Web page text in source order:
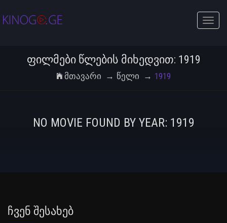
Toggle
ᲤᲘᲚᲛᲔᲑᲘ ᲬᲚᲔᲑᲘᲡ ᲛᲘᲮᲔᲓᲕᲘᲗ: 1919
Მთავარი Წელი 1919
NO MOVIE FOUND BY YEAR: 1919
Ჩვენ Შესახებ